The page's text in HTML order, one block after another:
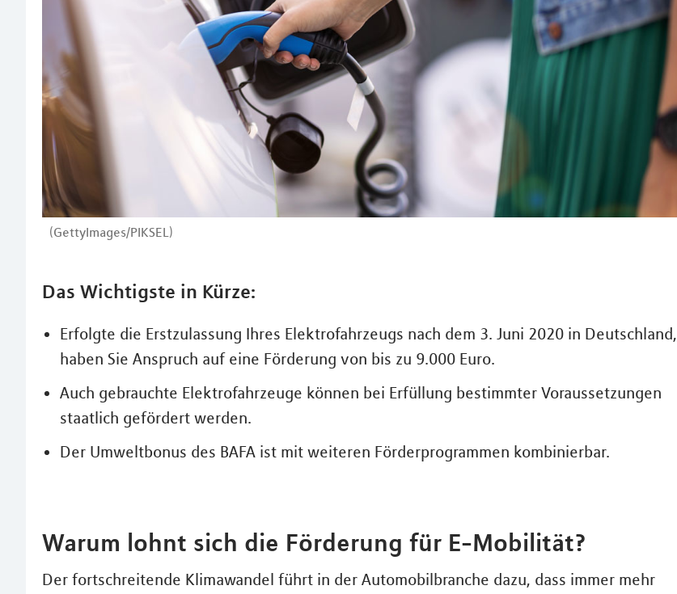
(GettyImages/PIKSEL)
Das Wichtigste in Kürze:
Erfolgte die Erstzulassung Ihres Elektrofahrzeugs nach dem 3. Juni 2020 in Deutschland,
haben Sie Anspruch auf eine Förderung von bis zu 9.000 Euro.
Auch gebrauchte Elektrofahrzeuge können bei Erfüllung bestimmter Voraussetzungen
staatlich gefördert werden.
Der Umweltbonus des BAFA ist mit weiteren Förderprogrammen kombinierbar.
Warum lohnt sich die Förderung für E-Mobilität?
Der fortschreitende Klimawandel führt in der Automobilbranche dazu, dass immer mehr